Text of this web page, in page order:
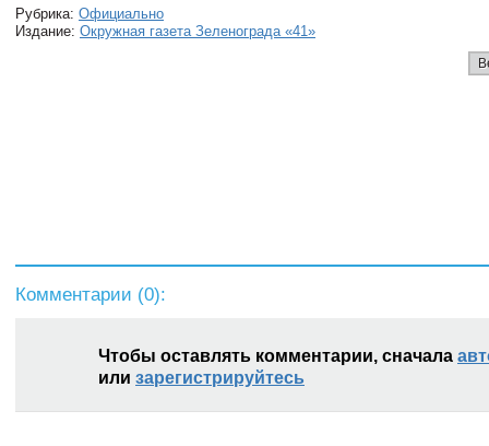
Рубрика: Официально
Издание: Окружная газета Зеленограда «41»
Комментарии (0):
Чтобы оставлять комментарии, сначала
или зарегистрируйтесь